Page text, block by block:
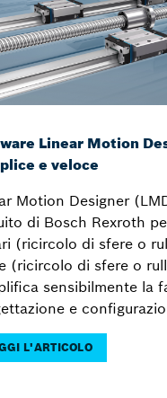
Linear Motion
e veloce
Motion Designer
di Bosch Rexroth
(ricircolo di sfere o
(ricircolo di sfere o
sensibilmente la
e
L'ARTICOLO